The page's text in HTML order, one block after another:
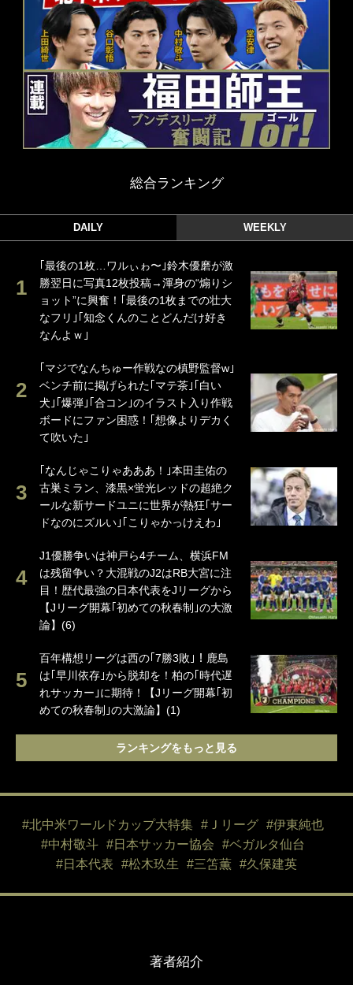
総合ランキング
DAILY WEEKLY
｢最後の1枚…ワルぃゎ〜｣鈴木優磨が激
勝翌日に写真12枚投稿→渾身の“煽りシ
ョット”に興奮！｢最後の1枚までの壮大
なフリ｣｢知念くんのことどんだけ好き
なんよｗ｣
｢マジでなんちゅー作戦なの槙野監督w｣
ベンチ前に掲げられた｢マテ茶｣｢白い
犬｣｢爆弾｣｢合コン｣のイラスト入り作戦
ボードにファン困惑！｢想像よりデカく
て吹いた｣
｢なんじゃこりゃあああ！｣本田圭佑の
古巣ミラン、漆黒×蛍光レッドの超絶ク
ールな新サードユニに世界が熱狂｢サー
ドなのにズルい｣｢こりゃかっけえわ｣
J1優勝争いは神戸ら4チーム、横浜FM
は残留争い？大混戦のJ2はRB大宮に注
目！歴代最強の日本代表をJリーグから
【Jリーグ開幕｢初めての秋春制｣の大激
論】(6)
百年構想リーグは西の｢7勝3敗｣！鹿島
は｢早川依存｣から脱却を！柏の｢時代遅
れサッカー｣に期待！【Jリーグ開幕｢初
めての秋春制｣の大激論】(1)
ランキングをもっと見る
#北中米ワールドカップ大特集 #Ｊリーグ
#伊東純也
#中村敬斗
#日本サッカー協会
#ベガルタ仙台
#日本代表
#松木玖生 #三笘薫 #久保建英
著者紹介